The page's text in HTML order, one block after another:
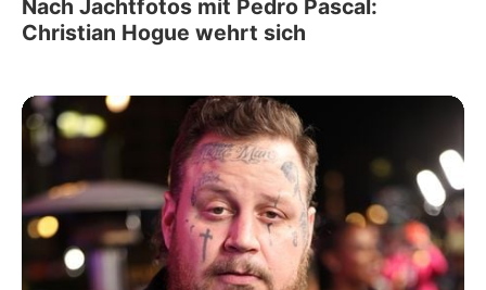
Nach Jachtfotos mit Pedro Pascal:
Christian Hogue wehrt sich